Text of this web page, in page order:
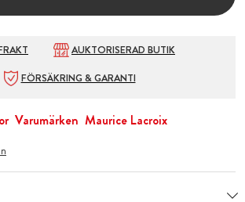
AUKTORISERAD BUTIK
FÖRSÄKRING & GARANTI
Varumärken Maurice Lacroix